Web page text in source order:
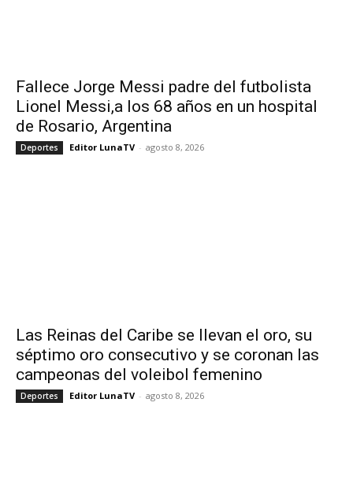
Fallece Jorge Messi padre del futbolista
Lionel Messi,a los 68 años en un hospital
de Rosario, Argentina
Deportes Editor LunaTV - agosto 8, 2026
Las Reinas del Caribe se llevan el oro, su
séptimo oro consecutivo y se coronan las
campeonas del voleibol femenino
Deportes Editor LunaTV - agosto 8, 2026